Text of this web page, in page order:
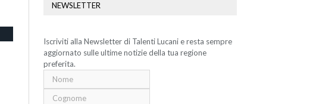
NEWSLETTER
Iscriviti alla Newsletter di Talenti Lucani e resta sempre
aggiornato sulle ultime notizie della tua regione
preferita.